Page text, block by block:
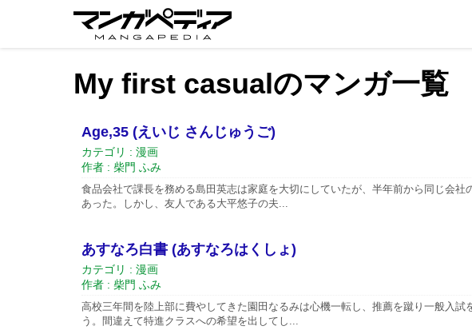
My first casualのマンガ一覧
Age,35 (えいじ さんじゅうご)
カテゴリ : 漫画
作者 : 柴門 ふみ
食品会社で課長を務める島田英志は家庭を大切にしていたが、半年前から同じ会社
あった。しかし、友人である大平悠子の夫...
あすなろ白書 (あすなろはくしょ)
カテゴリ : 漫画
作者 : 柴門 ふみ
高校三年間を陸上部に費やしてきた園田なるみは心機一転し、推薦を蹴り一般入試
う。間違えて特進クラスへの希望を出してし...